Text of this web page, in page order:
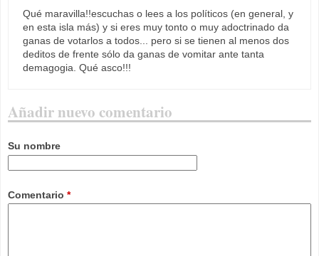
Qué maravilla!!escuchas o lees a los políticos (en general, y
en esta isla más) y si eres muy tonto o muy adoctrinado da
ganas de votarlos a todos... pero si se tienen al menos dos
deditos de frente sólo da ganas de vomitar ante tanta
demagogia. Qué asco!!!
Añadir nuevo comentario
Su nombre
Comentario *